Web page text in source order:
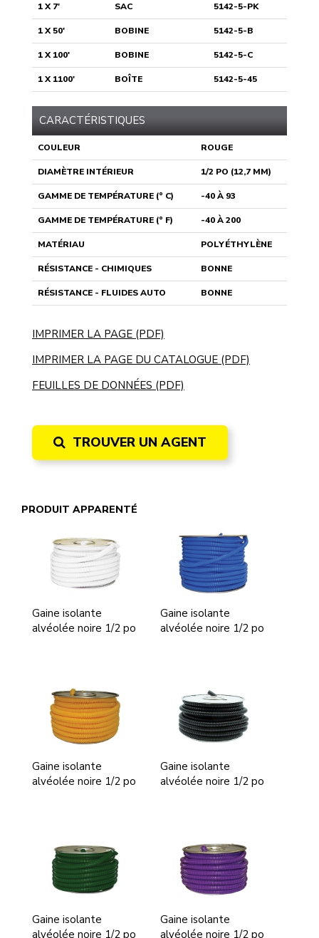
1 X 7' SAC 5142-5-PK
1 X 50' BOBINE 5142-5-B
1 X 100' BOBINE 5142-5-C
1 X 1100' BOÎTE 5142-5-45
CARACTÉRISTIQUES
COULEUR ROUGE
DIAMÈTRE INTÉRIEUR 1/2 PO (12,7 MM)
GAMME DE TEMPÉRATURE (° C) -40 À 93
GAMME DE TEMPÉRATURE (° F) -40 À 200
MATÉRIAU POLYÉTHYLÈNE
RÉSISTANCE - CHIMIQUES BONNE
RÉSISTANCE - FLUIDES AUTO BONNE
IMPRIMER LA PAGE (PDF)
IMPRIMER LA PAGE DU CATALOGUE (PDF)
FEUILLES DE DONNÉES (PDF)
TROUVER UN AGENT
PRODUIT APPARENTÉ
Gaine isolante
alvéolée noire 1/2 po
Gaine isolante
alvéolée noire 1/2 po
Gaine isolante
alvéolée noire 1/2 po
Gaine isolante
alvéolée noire 1/2 po
Gaine isolante
alvéolée noire 1/2 po
Gaine isolante
alvéolée noire 1/2 po